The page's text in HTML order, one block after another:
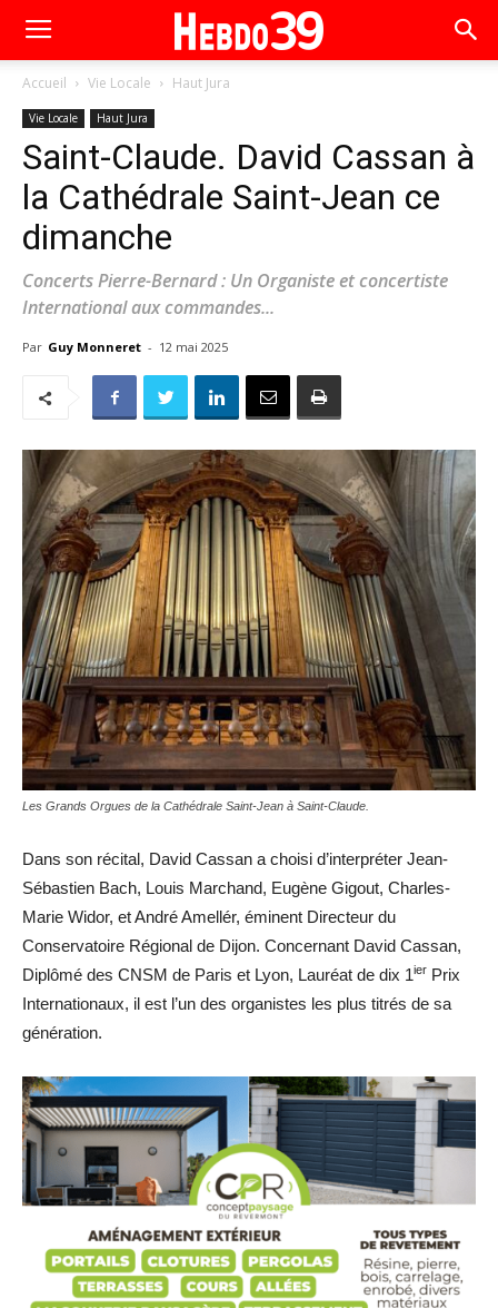
Accueil Vie Locale Haut Jura
Vie Locale Haut Jura
Saint-Claude. David Cassan à
la Cathédrale Saint-Jean ce
dimanche
Concerts Pierre-Bernard : Un Organiste et concertiste
International aux commandes...
Par Guy Monneret - 12 mai 2025
Les Grands Orgues de la Cathédrale Saint-Jean à Saint-Claude.
Dans son récital, David Cassan a choisi d’interpréter Jean-
Sébastien Bach, Louis Marchand, Eugène Gigout, Charles-
Marie Widor, et André Amellér, éminent Directeur du
Conservatoire Régional de Dijon. Concernant David Cassan,
Diplômé des CNSM de Paris et Lyon, Lauréat de dix 1ier Prix
Internationaux, il est l’un des organistes les plus titrés de sa
génération.